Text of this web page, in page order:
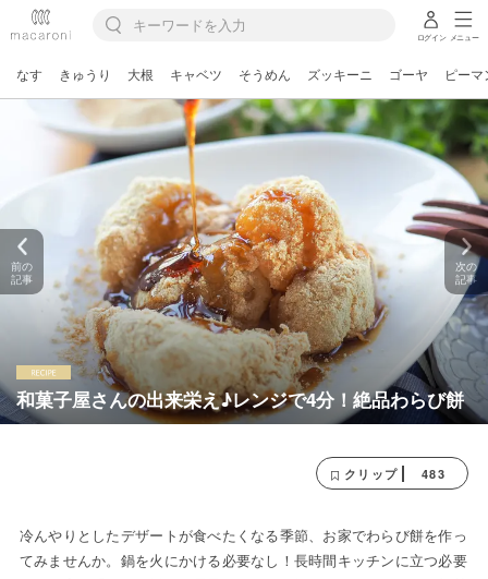
ログイン メニュー
なす きゅうり 大根 キャベツ そうめん ズッキーニ ゴーヤ ピーマ
和菓子屋さんの出来栄え♪レンジで4分！絶品わらび餅
前の
記事
次の
記事
クリップ 483
冷んやりとしたデザートが食べたくなる季節、お家でわらび餅を作っ
てみませんか。鍋を火にかける必要なし！長時間キッチンに立つ必要